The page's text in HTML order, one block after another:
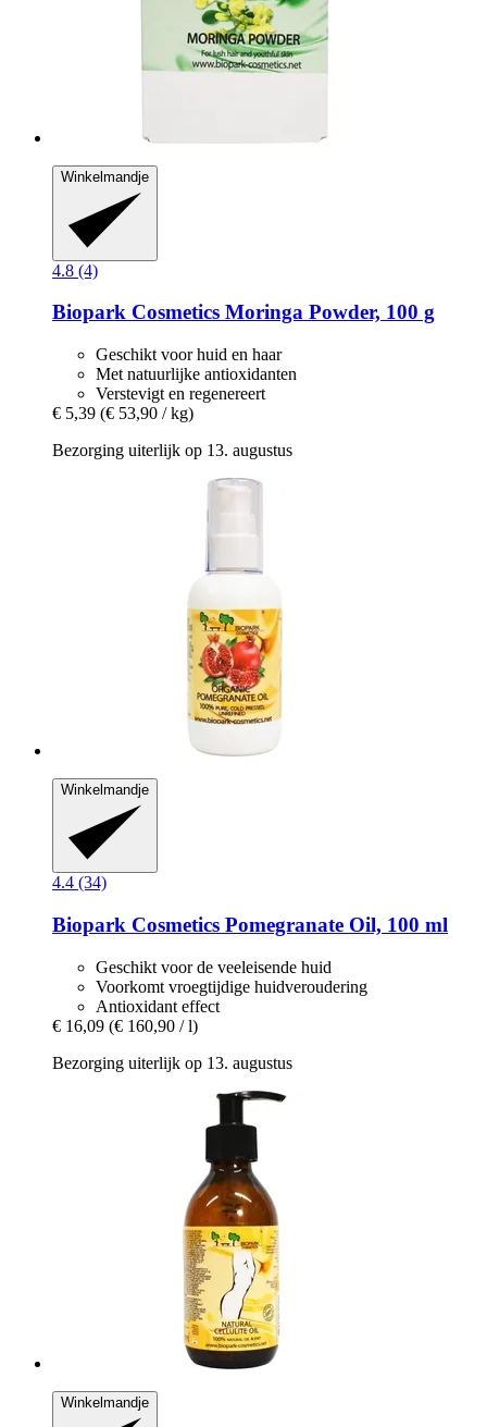
Winkelmandje
4.8 (4)
Biopark Cosmetics Moringa Powder, 100 g
Geschikt voor huid en haar
Met natuurlijke antioxidanten
Verstevigt en regenereert
€ 5,39 (€ 53,90 / kg)
Bezorging uiterlijk op 13. augustus
Winkelmandje
4.4 (34)
Biopark Cosmetics Pomegranate Oil, 100 ml
Geschikt voor de veeleisende huid
Voorkomt vroegtijdige huidveroudering
Antioxidant effect
€ 16,09 (€ 160,90 / l)
Bezorging uiterlijk op 13. augustus
Winkelmandje